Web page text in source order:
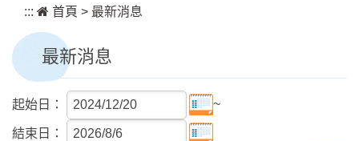
::: 首頁 > 最新消息
最新消息
起始日： ~
結束日：